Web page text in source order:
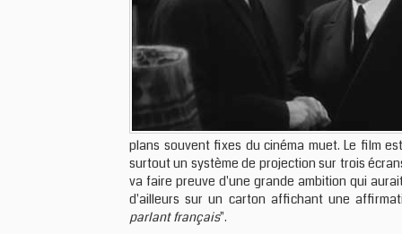
plans souvent fixes du cinéma muet. Le film
surtout un système de projection sur trois
va faire preuve d'une grande ambition qui
d'ailleurs sur un carton affichant une
parlant français".